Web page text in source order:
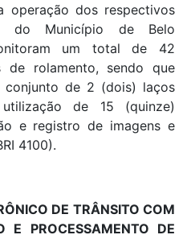
operação dos respectivos
do Município de Belo
um total de 42
de rolamento, sendo que
de 2 (dois) laços
de 15 (quinze)
e registro de imagens e
4100).
DE TRÂNSITO COM
E PROCESSAMENTO DE